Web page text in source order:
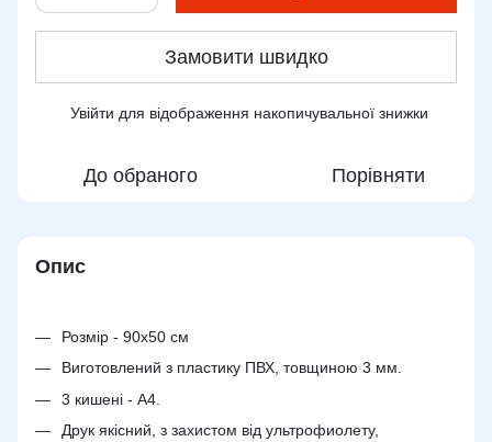
Замовити швидко
Увійти для відображення накопичувальної знижки
До обраного Порівняти
Опис
Розмір - 90х50 см
Виготовлений з пластику ПВХ, товщиною 3 мм.
3 кишені - А4.
Друк якісний, з захистом від ультрофиолету,